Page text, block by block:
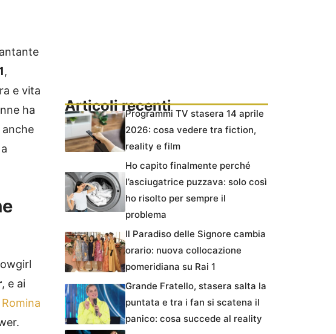
,
e vita
ha
, e ai
Romina
Articoli recentiProgrammi TV stasera 14 aprile
2026: cosa vedere tra fiction,
reality e film
Ho capito finalmente perché
l’asciugatrice puzzava: solo così
ho risolto per sempre il
problema
Il Paradiso delle Signore cambia
orario: nuova collocazione
pomeridiana su Rai 1
Grande Fratello, stasera salta la
puntata e tra i fan si scatena il
panico: cosa succede al reality